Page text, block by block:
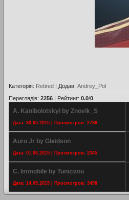
Категорія: Retired| Додав: Andrey_Pol
Переглядів: 2256| Рейтинг: 0.0/0
A. Kanibolotskyi by Znovik_S
Дата: 30.05.2015 | Просмотров: 2736
Auro Jr by Gleidson
Дата: 01.06.2015 | Просмотров: 2345
C. Immobile by Tunizizou
Дата: 14.05.2015 | Просмотров: 3498